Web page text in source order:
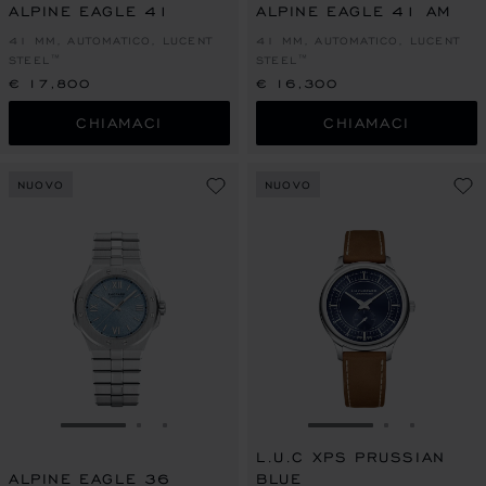
ALPINE EAGLE 41
41 MM, AUTOMATICO, LUCENT
STEEL™
€ 17,800
CHIAMACI
ALPINE EAGLE 41 AM
41 MM, AUTOMATICO, LUCENT
STEEL™
€ 16,300
CHIAMACI
NUOVO
VAI ALLA SLIDE 1VAI ALLA SLIDE 3
ALPINE EAGLE 36
NUOVO
VAI ALLA SLIDE 1
L.U.C XPS PRUSSIAN
BLUE